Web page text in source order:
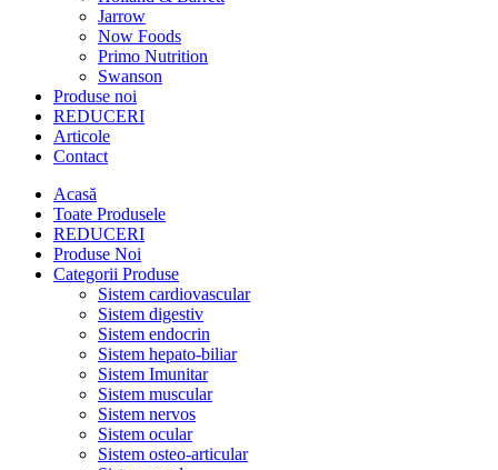
Jarrow
Now Foods
Primo Nutrition
Swanson
Produse noi
REDUCERI
Articole
Contact
Acasă
Toate Produsele
REDUCERI
Produse Noi
Categorii Produse
Sistem cardiovascular
Sistem digestiv
Sistem endocrin
Sistem hepato-biliar
Sistem Imunitar
Sistem muscular
Sistem nervos
Sistem ocular
Sistem osteo-articular